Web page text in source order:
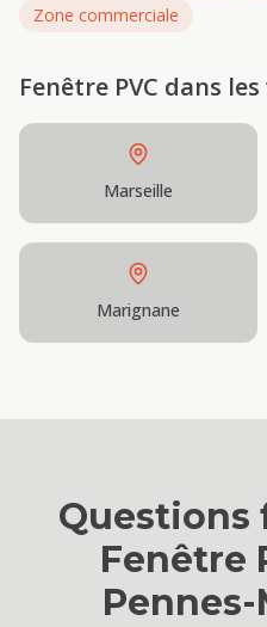
Zone commerciale
Fenêtre PVC dans
Marseille
Marignane
Questions
Fenêtre